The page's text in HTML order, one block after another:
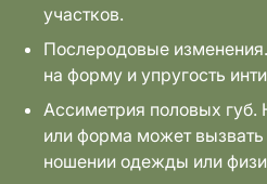
участков.
Послеродовые
на форму и упругость
Ассиметрия половых
или форма может
ношении одежды или